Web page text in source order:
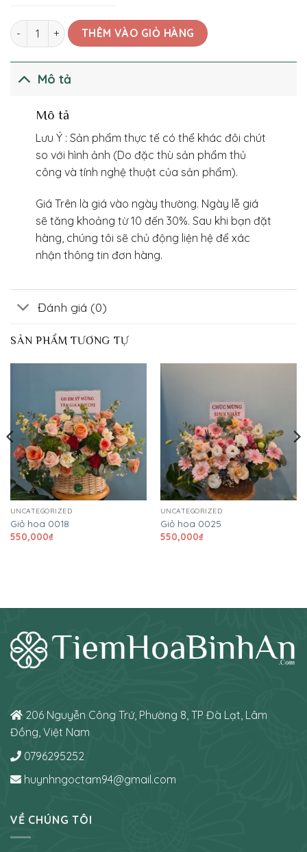
Hoa Bó 0055 số lượngTHÊM VÀO GIỎ HÀNG
Mô tả
Mô tả
Lưu Ý : Sản phẩm thực tế có thể khác đôi chút
so với hình ảnh (Do đặc thù sản phẩm thủ
công và tính nghệ thuật của sản phẩm).
Giá Trên là giá vào ngày thường. Ngày lễ giá
sẽ tăng khoảng từ 10 đến 30%. Sau khi bạn đặt
hàng, chúng tôi sẽ chủ động liện hệ để xác
nhận thông tin đơn hàng.
Đánh giá (0)
SẢN PHẨM TƯƠNG TỰ
UNCATEGORIZED
Giỏ hoa 0018
550,000₫
UNCATEGORIZED
Giỏ hoa 0025
550,000₫
206 Nguyễn Công Trứ, Phường 8, TP Đà Lạt, Lâm
Đồng, Việt Nam
0796295252
huynhngoctam94@gmail.com
VỀ CHÚNG TÔI